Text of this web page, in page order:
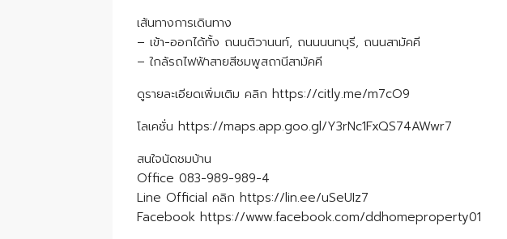
เส้นทางการเดินทาง
– เข้า-ออกได้ทั้ง ถนนติวานนท์, ถนนนนทบุรี, ถนนสามัคคี
– ใกล้รถไฟฟ้าสายสีชมพูสถานีสามัคคี
ดูรายละเอียดเพิ่มเติม คลิก https://citly.me/m7cO9
โลเคชั่น https://maps.app.goo.gl/Y3rNc1FxQS74AWwr7
สนใจนัดชมบ้าน
Office 083-989-989-4
Line Official คลิก https://lin.ee/uSeUIz7
Facebook https://www.facebook.com/ddhomeproperty01